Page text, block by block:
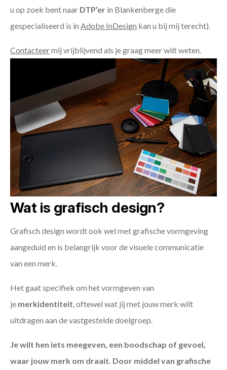
u op zoek bent naar DTP’er in Blankenberge die
gespecialiseerd is in Adobe InDesign kan u bij mij terecht).
Contacteermij vrijblijvend als je graag meer wilt weten.
Wat is grafisch design?
Grafisch design wordt ook wel met grafische vormgeving
aangeduid en is belangrijk voor de visuele communicatie
van een merk.
Het gaat specifiek om het vormgeven van
je merkidentiteit , oftewel wat jij met jouw merk wilt
uitdragen aan de vastgestelde doelgroep.
Je wilt hen iets meegeven, een boodschap of gevoel,
waar jouw merk om draait. Door middel van grafische